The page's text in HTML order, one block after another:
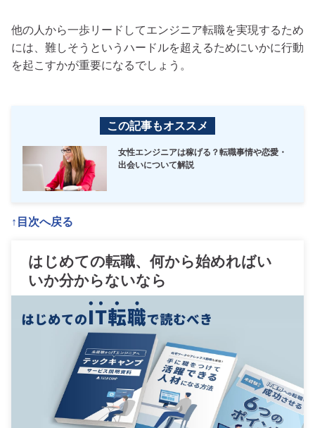
他の人から一歩リードしてエンジニア転職を実現するため
には、難しそうというハードルを超えるためにいかに行動
を起こすかが重要になるでしょう。
この記事もオススメ
女性エンジニアは稼げる？転職事情や恋愛・
出会いについて解説
↑目次へ戻る
はじめての転職、何から始めればい
いか分からないなら